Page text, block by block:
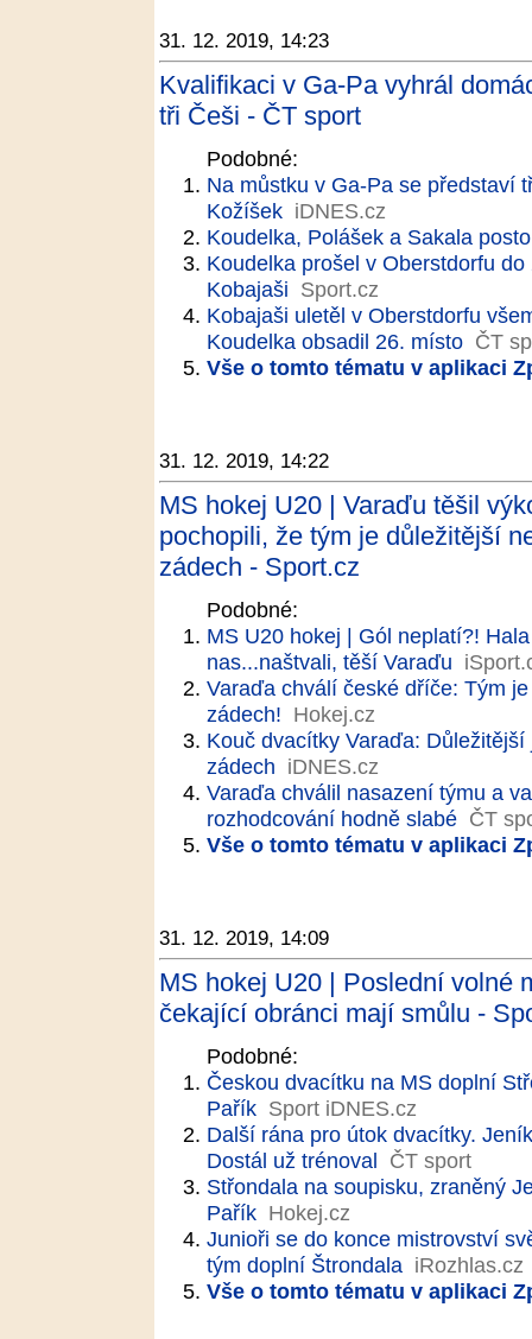
31. 12. 2019, 14:23
Kvalifikaci v Ga-Pa vyhrál
tři Češi - ČT sport
Podobné:
Na můstku v Ga-Pa se představí
Kožíšek iDNES.cz
Koudelka, Polášek a Sakala
Koudelka prošel v Oberstdorfu
Kobajaši Sport.cz
Kobajaši uletěl v Oberstdorfu
Koudelka obsadil 26. místo ČT
Vše o tomto tématu v aplikaci
31. 12. 2019, 14:22
MS hokej U20 | Varaďu těšil
pochopili, že tým je důležitější
zádech - Sport.cz
Podobné:
MS U20 hokej | Gól neplatí?!
nas...naštvali, těší Varaďu
Varaďa chválí české dříče: Tým
zádech! Hokej.cz
Kouč dvacítky Varaďa:
zádech iDNES.cz
Varaďa chválil nasazení týmu a
rozhodcování hodně slabé ČT
Vše o tomto tématu v aplikaci
31. 12. 2019, 14:09
MS hokej U20 | Poslední volné
čekající obránci mají smůlu -
Podobné:
Českou dvacítku na MS doplní
Pařík Sport iDNES.cz
Další rána pro útok dvacítky.
Dostál už trénoval ČT sport
Střondala na soupisku, zraněný
Pařík Hokej.cz
Junioři se do konce mistrovství
tým doplní Štrondala iRozhlas.cz
Vše o tomto tématu v aplikaci